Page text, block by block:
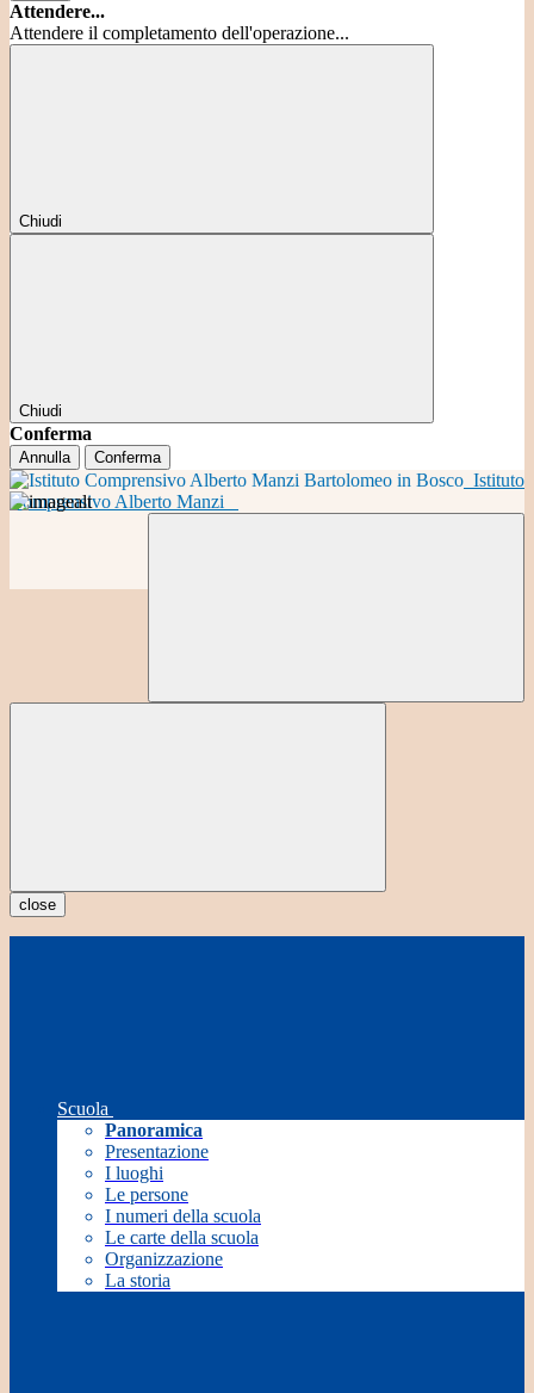
Attendere...
Attendere il completamento dell'operazione...
Chiudi
Chiudi
Conferma
Annulla Conferma
Istituto
Comprensivo Alberto Manzi
close
Scuola
Panoramica
Presentazione
I luoghi
Le persone
I numeri della scuola
Le carte della scuola
Organizzazione
La storia